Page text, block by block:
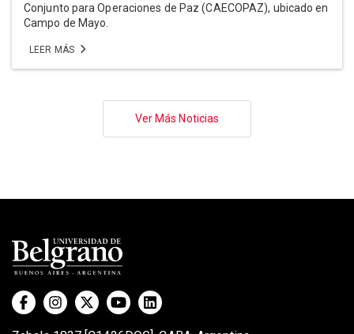
Conjunto para Operaciones de Paz (CAECOPAZ), ubicado en
Campo de Mayo.
LEER MÁS
Ver Más Noticias